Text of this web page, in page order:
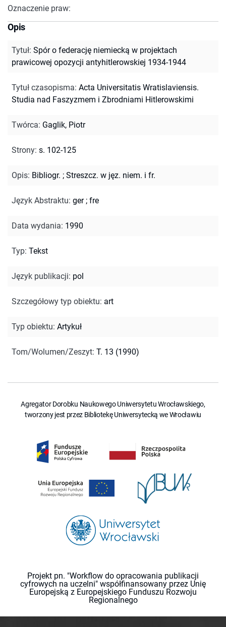
Oznaczenie praw:
Opis
Tytuł: Spór o federację niemiecką w projektach
prawicowej opozycji antyhitlerowskiej 1934-1944
Tytuł czasopisma: Acta Universitatis Wratislaviensis.
Studia nad Faszyzmem i Zbrodniami Hitlerowskimi
Twórca: Gaglik, Piotr
Strony: s. 102-125
Opis: Bibliogr. ; Streszcz. w jęz. niem. i fr.
Język Abstraktu: ger; fre
Data wydania: 1990
Typ: Tekst
Język publikacji: pol
Szczegółowy typ obiektu: art
Typ obiektu: Artykuł
Tom/Wolumen/Zeszyt: T. 13 (1990)
Agregator Dorobku Naukowego Uniwersytetu Wrocławskiego,
tworzony jest przez Bibliotekę Uniwersytecką we Wrocławiu
Projekt pn. "Workflow do opracowania publikacji
cyfrowych na uczelni" współfinansowany przez Unię
Europejską z Europejskiego Funduszu Rozwoju
Regionalnego